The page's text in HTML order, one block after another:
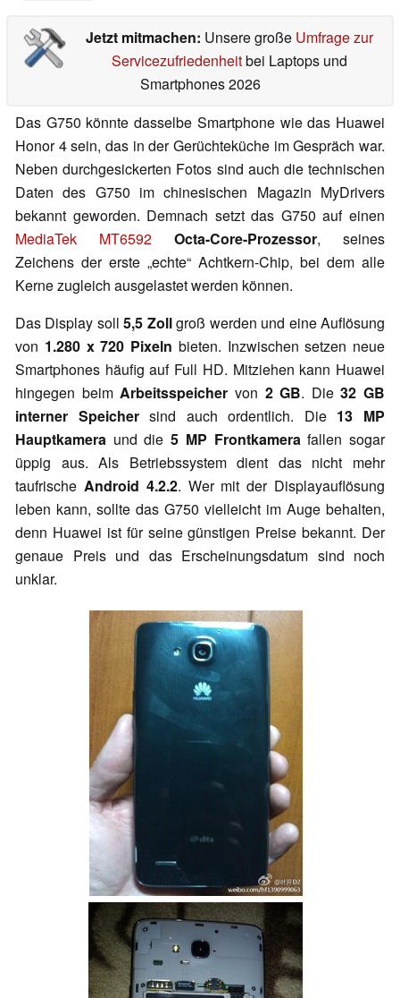
Jetzt mitmachen: Unsere große Umfrage zur
Servicezufriedenheitbei Laptops und
Smartphones 2026
Das G750 könnte dasselbe Smartphone wie das Huawei
Honor 4 sein, das in der Gerüchteküche im Gespräch war.
Neben durchgesickerten Fotos sind auch die technischen
Daten des G750 im chinesischen Magazin MyDrivers
bekannt geworden. Demnach setzt das G750 auf einen
MediaTek MT6592
Octa-Core-Prozessor, seines
Zeichens der erste „echte“ Achtkern-Chip, bei dem alle
Kerne zugleich ausgelastet werden können.
Das Display soll5,5 Zollgroß werden und eine Auflösung
von 1.280 x 720 Pixeln bieten. Inzwischen setzen neue
Smartphones häufig auf Full HD. Mitziehen kann Huawei
hingegen beimArbeitsspeicher von 2 GB. Die32 GB
interner Speichersind auch ordentlich. Die 13 MP
Hauptkamera und die5 MP Frontkamerafallen sogar
üppig aus. Als Betriebssystem dient das nicht mehr
taufrische Android 4.2.2. Wer mit der Displayauflösung
leben kann, sollte das G750 vielleicht im Auge behalten,
denn Huawei ist für seine günstigen Preise bekannt. Der
genaue Preis und das Erscheinungsdatum sind noch
unklar.